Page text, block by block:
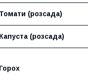
Томати (розсада)
Капуста (розсада)
Горох